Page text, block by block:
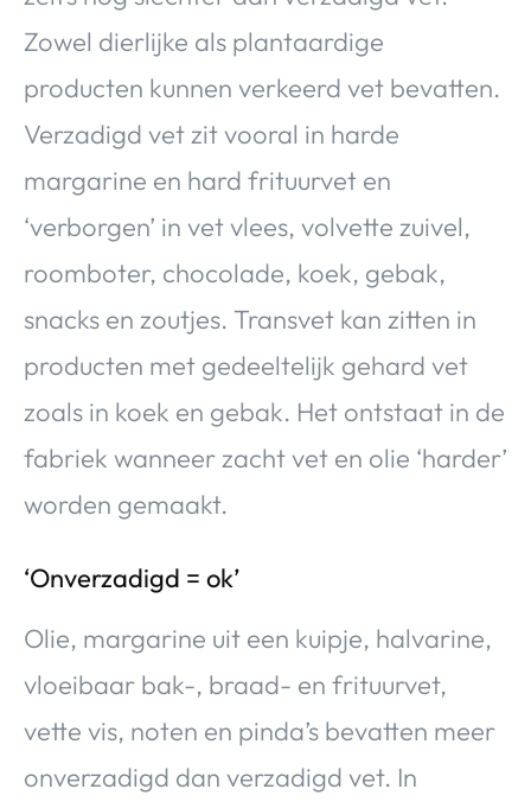
Zowel dierlijke als plantaardige
producten kunnen verkeerd vet bevatten.
Verzadigd vet zit vooral in harde
margarine en hard frituurvet en
‘verborgen’ in vet vlees, volvette zuivel,
roomboter, chocolade, koek, gebak,
snacks en zoutjes. Transvet kan zitten in
producten met gedeeltelijk gehard vet
zoals in koek en gebak. Het ontstaat in de
fabriek wanneer zacht vet en olie ‘harder’
worden gemaakt.
‘Onverzadigd = ok’
Olie, margarine uit een kuipje, halvarine,
vloeibaar bak-, braad- en frituurvet,
vette vis, noten en pinda’s bevatten meer
onverzadigd dan verzadigd vet. In